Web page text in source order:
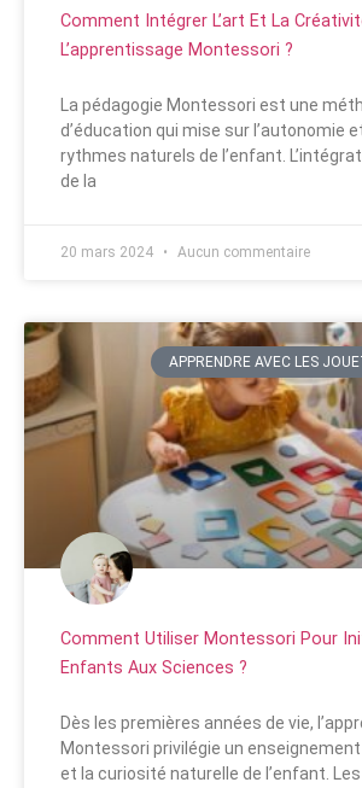
Comment Intégrer L’art Et La
L’apprentissage Montessori ?
La pédagogie Montessori est une
d’éducation qui mise sur l’autonomie
rythmes naturels de l’enfant.
de la
20 mars 2024 Aucun commentaire
APPRENDRE AVEC LES
Comment Utiliser Montessori Pour
Enfants Aux Sciences ?
Dès les premières années de vie,
Montessori privilégie un enseignement
et la curiosité naturelle de l’enfant.